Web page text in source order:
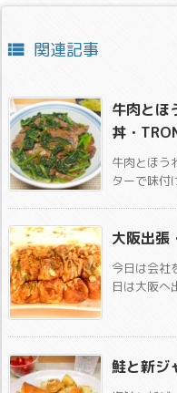
 関連記事
牛肉とほ
丼・
牛肉とほう
ターで味付
大阪出張
今日は会社
日は大阪へ
鮭と新ジ